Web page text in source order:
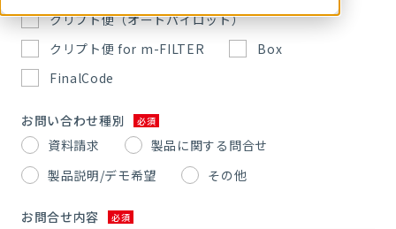
クリプト便（オートパイロット）
クリプト便 for m-FILTER
Box
FinalCode
お問い合わせ種別
資料請求
製品に関する問合せ
製品説明/デモ希望
その他
お問合せ内容